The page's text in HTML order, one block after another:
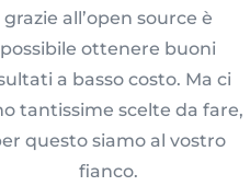
grazie all’open source è
possibile ottenere buoni
a basso costo. Ma ci
tantissime scelte da fare,
questo siamo al vostro
fianco.